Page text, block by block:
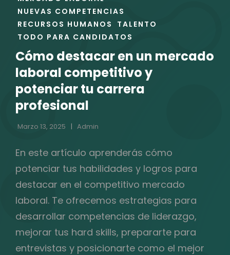
CATEGORÍAS
NUEVAS COMPETENCIAS
RECURSOS HUMANOS
TALENTO
TODO PARA CANDIDATOS
Cómo destacar en un mercado
laboral competitivo y
potenciar tu carrera
profesional
Marzo 13, 2025 Admin
En este artículo aprenderás cómo
potenciar tus habilidades y logros para
destacar en el competitivo mercado
laboral. Te ofrecemos estrategias para
desarrollar competencias de liderazgo,
mejorar tus hard skills, prepararte para
entrevistas y posicionarte como el mejor